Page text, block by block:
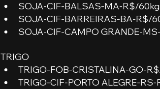
SOJA-CIF-BALSAS-MA-R$/60kg
SOJA-CIF-BARREIRAS-BA-R$/
SOJA-CIF-CAMPO GRANDE-
TRIGO
TRIGO-FOB-CRISTALINA-GO-
TRIGO-CIF-PORTO ALEGRE-